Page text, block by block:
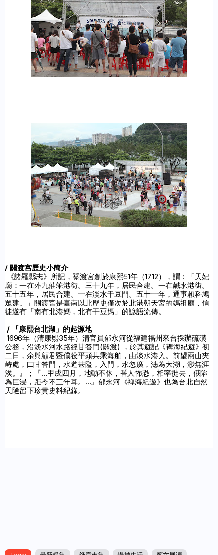
/ 關渡宮歷史小簡介
廟：一在外九莊笨港街。三十九年，居民合建。一在鹹水港街。
五十五年，居民合建。一在淡水干豆門。五十一年，通事賴科鳩
眾建。」關渡宮是臺南以北歷史僅次於北港朝天宮的媽祖廟，信
徒遂有「南有北港媽，北有干豆媽」的諺語流傳。
/ 「康熙台北湖」的起源地
公務，沿淡水河水路經甘答門(關渡) ，於其遊記《裨海紀遊》初
二日，余與顧君暨僕役平頭共乘海舶，由淡水港入。前望兩山夾
峙處，曰甘答門，水道甚隘，入門，水忽廣，漶為大湖，渺無涯
涘。』；『…甲戌四月，地動不休，番人怖恐，相率徙去，俄陷
為巨浸，距今不三年耳。…』郁永河《裨海紀遊》也為台北自然
天險留下珍貴史料紀錄。